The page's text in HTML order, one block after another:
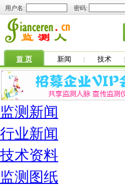
用户名: 密码:
首 页 新闻 技术
监测新闻
行业新闻
技术资料
监测图纸